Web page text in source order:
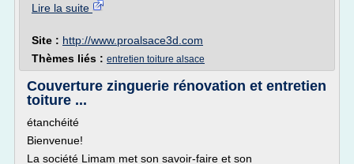
Lire la suite
Site : http://www.proalsace3d.com
Thèmes liés : entretien toiture alsace
Couverture zinguerie rénovation et entretien
toiture ...
étanchéité
Bienvenue!
La société Limam met son savoir-faire et son